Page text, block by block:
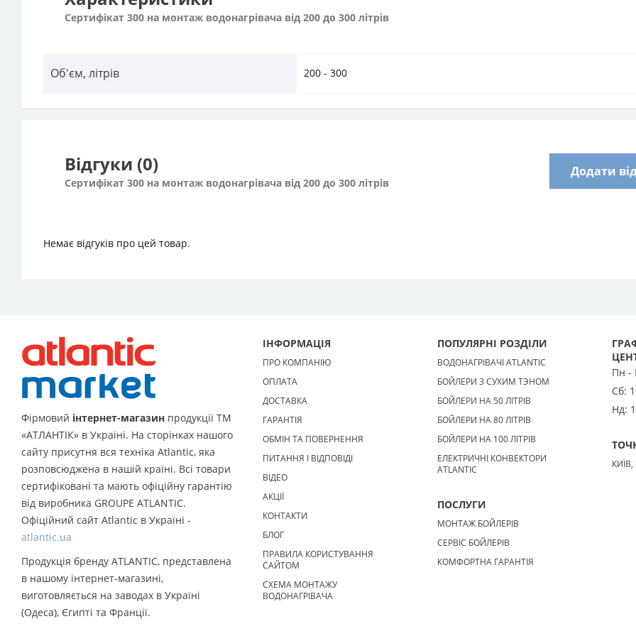
Сертифікат 300 на монтаж водонагрівача від 200 до 300 літрів
Об'єм, літрів 200 - 300
Відгуки (0)
Сертифікат 300 на монтаж водонагрівача від 200 до 300 літрів
Додати
Немає відгуків про цей товар.
Фірмовий інтернет-магазин продукції ТМ
«АТЛАНТІК» в Україні. На сторінках нашого
сайту присутня вся техніка Atlantic, яка
розповсюджена в нашій країні. Всі товари
сертифіковані та мають офіційну гарантію
від виробника GROUPE ATLANTIC.
Офіційний сайт Atlantic в Україні -
atlantic.ua
Продукція бренду ATLANTIC, представлена
в нашому інтернет-магазині,
виготовляється на заводах в Україні
(Одеса), Єгипті та Франції.
ІНФОРМАЦІЯ
ПРО КОМПАНІЮ
ОПЛАТА
ДОСТАВКА
ГАРАНТІЯ
ОБМІН ТА ПОВЕРНЕННЯ
ПИТАННЯ І ВІДПОВІДІ
ВІДЕО
АКЦІЇ
КОНТАКТИ
БЛОГ
ПРАВИЛА КОРИСТУВАННЯ
САЙТОМ
СХЕМА МОНТАЖУ
ВОДОНАГРІВАЧА
ПОПУЛЯРНІ РОЗДІЛИ
ВОДОНАГРІВАЧІ ATLANTIC
БОЙЛЕРИ З СУХИМ ТЭНОМ
БОЙЛЕРИ НА 50 ЛІТРІВ
БОЙЛЕРИ НА 80 ЛІТРІВ
БОЙЛЕРИ НА 100 ЛІТРІВ
ЕЛЕКТРИЧНІ КОНВЕКТОРИ
ATLANTIC
ПОСЛУГИ
МОНТАЖ БОЙЛЕРІВ
СЕРВІС БОЙЛЕРІВ
КОМФОРТНА ГАРАНТІЯ
Пн -
Сб:
Нд: